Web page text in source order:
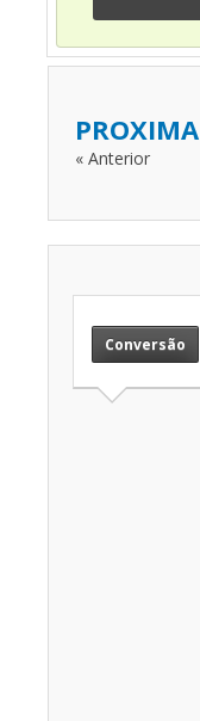
PROXIMA
« Anterior
Conversão